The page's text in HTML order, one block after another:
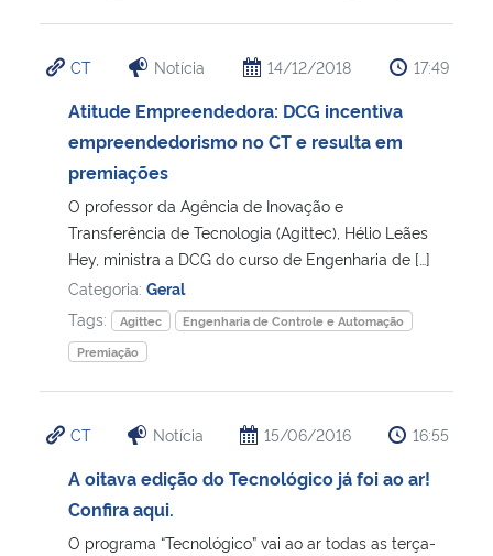
CT Notícia 14/12/2018 17:49
Atitude Empreendedora: DCG incentiva
empreendedorismo no CT e resulta em
premiações
O professor da Agência de Inovação e
Transferência de Tecnologia (Agittec), Hélio Leães
Hey, ministra a DCG do curso de Engenharia de […]
Categoria: Geral
Tags:
Agittec
Engenharia de Controle e Automação
Premiação
CT Notícia 15/06/2016 16:55
A oitava edição do Tecnológico já foi ao ar!
Confira aqui.
O programa “Tecnológico” vai ao ar todas as terça-